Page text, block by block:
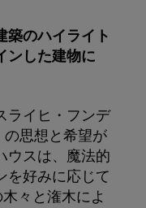
築のハイライト
ンした建物に
ライヒ・フンデ
の思想と希望が
ウスは、魔法的
を好みに応じて
々と潅木によ